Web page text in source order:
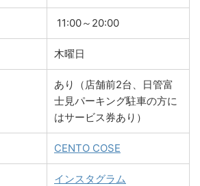
11:00～20:00
木曜日
あり（店舗前2台、日管富
士見パーキング駐車の方に
はサービス券あり）
CENTO COSE
インスタグラム